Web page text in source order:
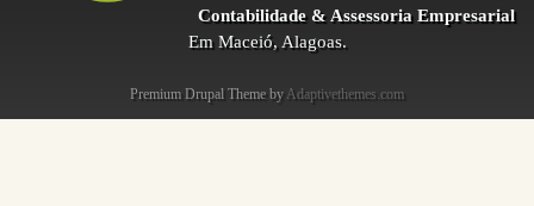
Contabilidade & Assessoria Empresarial
Em Maceió, Alagoas.
Premium Drupal Theme by Adaptivethemes.com